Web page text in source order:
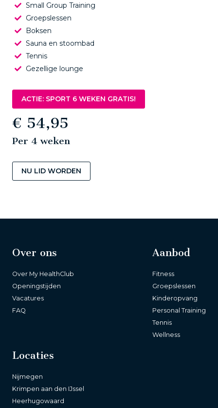
Small Group Training
Groepslessen
Boksen
Sauna en stoombad
Tennis
Gezellige lounge
ACTIE: SPORT 6 WEKEN GRATIS!
€ 54,95
Per 4 weken
NU LID WORDEN
Over ons
Over My HealthClub
Openingstijden
Vacatures
FAQ
Aanbod
Fitness
Groepslessen
Kinderopvang
Personal Training
Tennis
Wellness
Locaties
Nijmegen
Krimpen aan den IJssel
Heerhugowaard